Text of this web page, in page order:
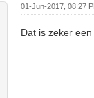
01-Jun-2017, 08:27
Dat is zeker